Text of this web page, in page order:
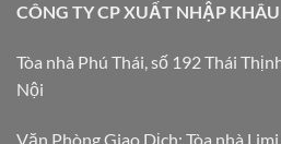
CÔNG TY CP XUẤT NHẬP
Tòa nhà Phú Thái, số 192 Thái
Nội
Văn Phòng Giao Dịch: Tòa nhà